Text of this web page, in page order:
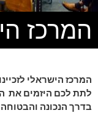
המרכז
המרכז הישראלי
לתת לכם היזמים את
בדרך הנכונה